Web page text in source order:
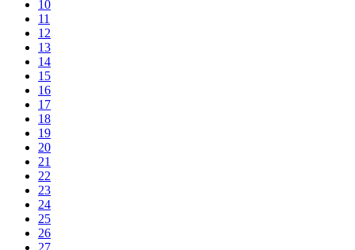
10
11
12
13
14
15
16
17
18
19
20
21
22
23
24
25
26
27